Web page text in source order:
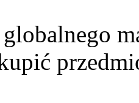
globalnego